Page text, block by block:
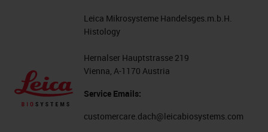
Leica Mikrosysteme Handelsges.m.b.H.
Histology
Hernalser Hauptstrasse 219
Vienna, A-1170 Austria
Service Emails:
customercare.dach@leicabiosystems.com